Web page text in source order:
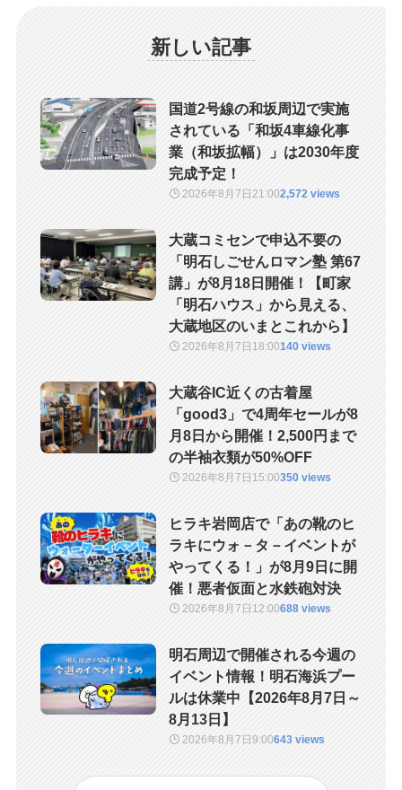
新しい記事
国道2号線の和坂周辺で実施
されている「和坂4車線化事
業（和坂拡幅）」は2030年度
完成予定！
2026年8月7日21:002,572 views
大蔵コミセンで申込不要の
「明石しごせんロマン塾 第67
講」が8月18日開催！【町家
「明石ハウス」から見える、
大蔵地区のいまとこれから】
2026年8月7日 18:00140 views
大蔵谷IC近くの古着屋
「good3」で4周年セールが8
月8日から開催！2,500円まで
の半袖衣類が50%OFF
2026年8月7日 15:00350 views
ヒラキ岩岡店で「あの靴のヒ
ラキにウォ－タ－イベントが
やってくる！」が8月9日に開
催！悪者仮面と水鉄砲対決
2026年8月7日 12:00688 views
明石周辺で開催される今週の
イベント情報！明石海浜プー
ルは休業中【2026年8月7日～
8月13日】
2026年8月7日 9:00643 views